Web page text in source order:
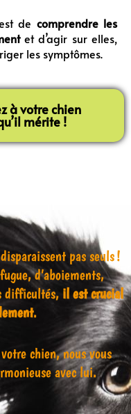
de comprendre les
et d’agir sur elles,
les symptômes.
à votre chien
mérite !
pas seuls !
d’aboiements,
difficultés, il est crucial
.
chien, nous vous
avec lui.